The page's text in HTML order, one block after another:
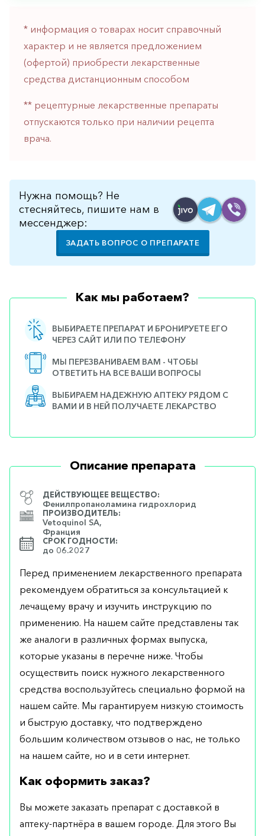
Ухо-
горло-
нос
Хирургия
Щитовидная
железа
* информация о товарах носит справочный
характер и не является предложением
(офертой) приобрести лекарственные
средства дистанционным способом
** рецептурные лекарственные препараты
отпускаются только при наличии рецепта
врача.
Нужна помощь? Не
стесняйтесь, пишите нам в
мессенджер:
ЗАДАТЬ ВОПРОС О ПРЕПАРАТЕ
Как мы работаем?
ВЫБИРАЕТЕ ПРЕПАРАТ И БРОНИРУЕТЕ ЕГО
ЧЕРЕЗ САЙТ ИЛИ ПО ТЕЛЕФОНУ
МЫ ПЕРЕЗВАНИВАЕМ ВАМ - ЧТОБЫ
ОТВЕТИТЬ НА ВСЕ ВАШИ ВОПРОСЫ
ВЫБИРАЕМ НАДЕЖНУЮ АПТЕКУ РЯДОМ С
ВАМИ И В НЕЙ ПОЛУЧАЕТЕ ЛЕКАРСТВО
Описание препарата
ДЕЙСТВУЮЩЕЕ ВЕЩЕСТВО:
Фенилпропаноламина гидрохлорид
ПРОИЗВОДИТЕЛЬ:
Vetoquinol SA,
Франция
СРОК ГОДНОСТИ:
до 06.2027
Перед применением лекарственного препарата
рекомендуем обратиться за консультацией к
лечащему врачу и изучить инструкцию по
применению. На нашем сайте представлены так
же аналоги в различных формах выпуска,
которые указаны в перечне ниже. Чтобы
осуществить поиск нужного лекарственного
средства воспользуйтесь специально формой на
нашем сайте. Мы гарантируем низкую стоимость
и быструю доставку, что подтверждено
большим количеством отзывов о нас, не только
на нашем сайте, но и в сети интернет.
Как оформить заказ?
Вы можете заказать препарат с доставкой в
аптеку-партнёра в вашем городе. Для этого Вы